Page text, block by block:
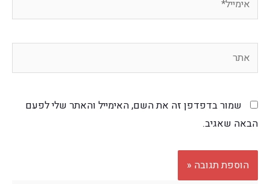
שמור בדפדפן זה את השם, האימייל והאתר שלי לפעם
הבאה שאגיב.